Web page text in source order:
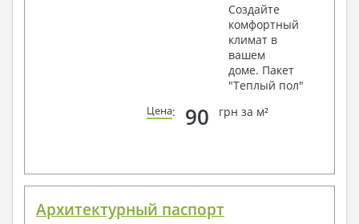
Создайте
комфортный
климат в
вашем
доме. Пакет
"Теплый пол"
Цена: 90 грн за м²
Архитектурный паспорт